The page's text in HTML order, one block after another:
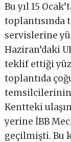
Bu yıl 15
toplantısında
servislerine
Haziran’daki
teklif ettiği
toplantıda
temsilcilerinin
Kentteki
yerine İBB
geçilmişti. Bu